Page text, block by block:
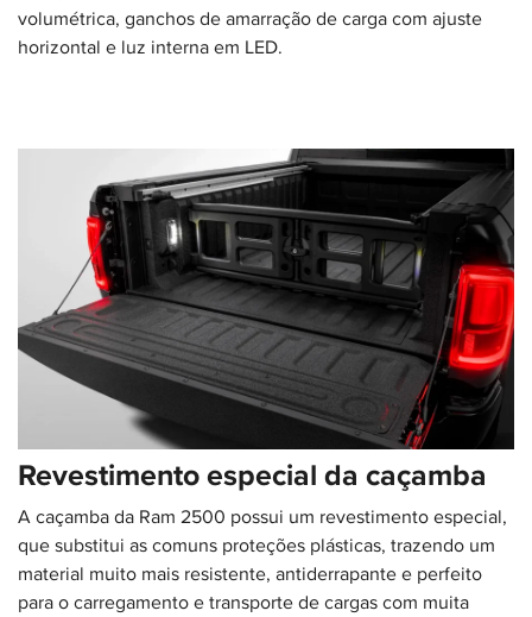
volumétrica, ganchos de amarração de carga com ajuste
horizontal e luz interna em LED.​
Revestimento especial da caçamba
A caçamba da Ram 2500 possui um revestimento especial,
que substitui as comuns proteções plásticas, trazendo um
material muito mais resistente, antiderrapante e perfeito
para o carregamento e transporte de cargas com muita